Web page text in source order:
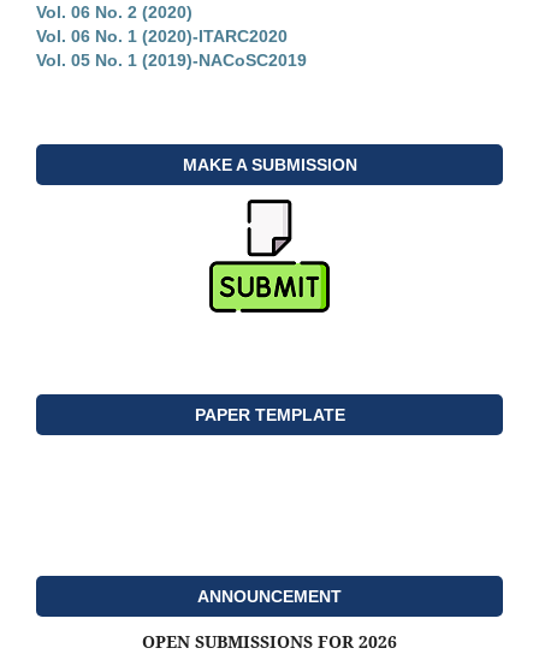
Vol. 06 No. 2 (2020)
Vol. 06 No. 1 (2020)-ITARC2020
Vol. 05 No. 1 (2019)-NACoSC2019
MAKE A SUBMISSION
PAPER TEMPLATE
ANNOUNCEMENT
OPEN SUBMISSIONS FOR 2026